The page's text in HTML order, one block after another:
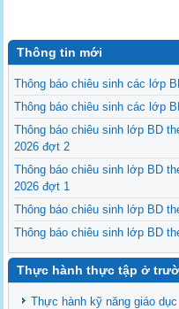
Thông tin mới
Thông báo chiêu sinh các lớp
Thông báo chiêu sinh các lớp
Thông báo chiêu sinh lớp BD
2026 đợt 2
Thông báo chiêu sinh lớp BD
2026 đợt 1
Thông báo chiêu sinh lớp BD
Thông báo chiêu sinh lớp BD
Thông báo chiêu sinh các lớp
Thông báo chiêu sinh lớp BD
Thực hành thực tập ở
Thực hành kỹ năng giáo dục